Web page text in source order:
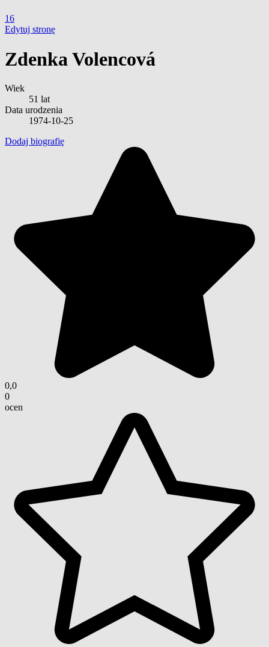
16
Edytuj stronę
Zdenka Volencová
Wiek
51 lat
Data urodzenia
1974-10-25
Dodaj biografię
0,0
0
ocen